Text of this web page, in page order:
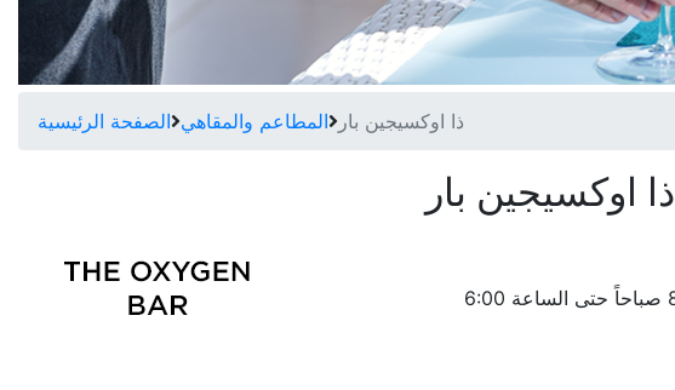
الصفحة الرئيسية المطاعم والمقاهي ذا اوكسيجين بار
ذا اوكسيجين بار
الإثنين - الجمعة من الساعة 8:00 صباحاً حتى الساعة 6:00